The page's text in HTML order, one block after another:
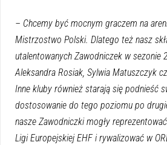
– Chcemy być mocnym graczem na
Mistrzostwo Polski. Dlatego też nasz
utalentowanych Zawodniczek w sezonie
Aleksandra Rosiak, Sylwia Matuszczyk
Inne kluby również starają się podnieść
dostosowanie do tego poziomu po
nasze Zawodniczki mogły
Ligi Europejskiej EHF i rywalizować w